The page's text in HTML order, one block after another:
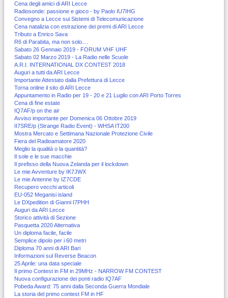
Cena degli amici di ARI Lecce
Radiosonde: passione e gioco - by Paolo IU7IHG
Convegno a Lecce sui Sistemi di Telecomunicazione
Cena natalizia con estrazione dei premi di ARI Lecce
Tributo a Enrico Sava
R6 di Parabita, ma non solo....
Sabato 26 Gennaio 2019 - FORUM VHF UHF
Sabato 02 Marzo 2019 - La Radio nelle Scuole
A.R.I. INTERNATIONAL DX CONTEST 2018
Auguri a tutti da ARI Lecce
Importante Attestato dalla Prefettura di Lecce
Torna online il sito di ARI Lecce
Appuntamento in Radio per 19 - 20 e 21 Luglio con ARI Porto Torres
Cena di fine estate
IQ7AF/p on the air
Avviso importante per Domenica 06 Ottobre 2019
II7SRE/p (Strange Radio Event) - WHSA IT200
Mostra Mercato e Settimana Nazionale Protezione Civile
Fiera del Radioamatore 2020
Meglio la qualità o la quantità?
Il sole e le sue macchie
Il prefisso della Nuova Zelanda per il lockdown
Le mie Avventure by IK7JWX
Le mie Antenne by IZ7CDE
Recupero vecchi articoli
EU-052 Meganisi island
Le DXpedition di Gianni I7PHH
Auguri da ARI Lecce
Storico attività di Sezione
Pasquetta 2020 Alternativa
Un diploma facile, facile
Semplice dipolo per i 60 metri
Diploma 70 anni di ARI Bari
Informazioni sul Reverse Beacon
25 Aprile: una data speciale
Il primo Contest in FM in 29MHz - NARROW FM CONTEST
Nuova configurazione dei ponti radio IQ7AF
Pobeda Award: 75 anni dalla Seconda Guerra Mondiale
La storia del primo contest FM in HF